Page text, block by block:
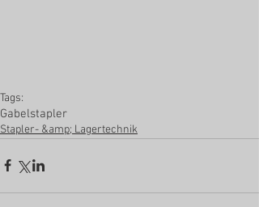
Tags:
Gabelstapler
Stapler- &amp; Lagertechnik